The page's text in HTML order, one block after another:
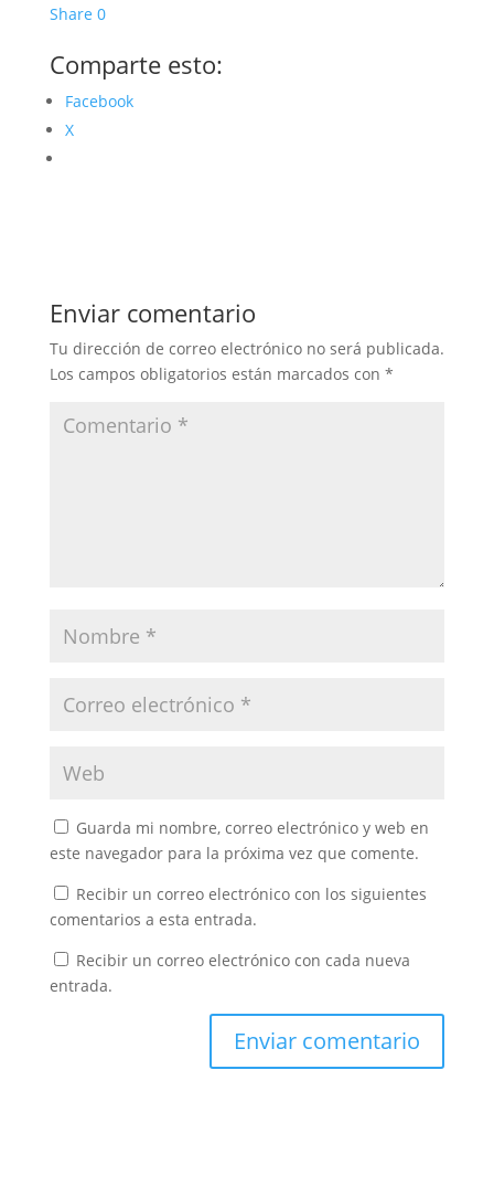
Share 0
Comparte esto:
Facebook
X
Enviar comentario
Tu dirección de correo electrónico no será publicada.
Los campos obligatorios están marcados con *
Guarda mi nombre, correo electrónico y web en
este navegador para la próxima vez que comente.
Recibir un correo electrónico con los siguientes
comentarios a esta entrada.
Recibir un correo electrónico con cada nueva
entrada.